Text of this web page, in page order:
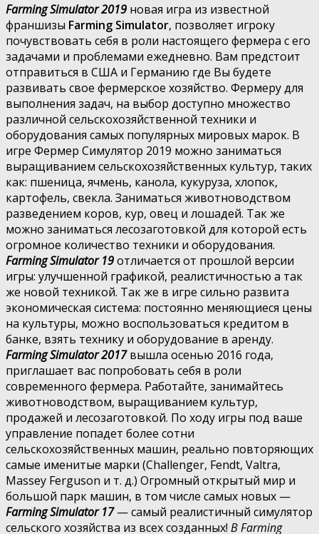
Farming Simulator 2019 новая игра из известной
франшизы Farming Simulator, позволяет игроку
почувствовать себя в роли настоящего фермера с его
задачами и проблемами ежедневно. Вам предстоит
отправиться в США и Германию где Вы будете
развивать свое фермерское хозяйство. Фермеру для
выполнения задач, на выбор доступно множество
различной сельскохозяйственной техники и
оборудования самых популярных мировых марок. В
игре Фермер Симулятор 2019 можно заниматься
выращиванием сельскохозяйственных культур, таких
как: пшеница, ячмень, канола, кукуруза, хлопок,
картофель, свекла. Заниматься животноводством
разведением коров, кур, овец и лошадей. Так же
можно заниматься лесозаготовкой для которой есть
огромное количество техники и оборудования.
Farming Simulator 19отличается от прошлой версии
игры: улучшенной графикой, реалистичностью а так
же новой техникой. Так же в игре сильно развита
экономическая система: постоянно меняющиеся цены
на культуры, можно воспользоваться кредитом в
банке, взять технику и оборудование в аренду.
Farming Simulator 2017вышла осенью 2016 года,
приглашает вас попробовать себя в роли
современного фермера. Работайте, занимайтесь
животноводством, выращиванием культур,
продажей и лесозаготовкой. По ходу игры под ваше
управление попадет более сотни
сельскохозяйственных машин, реально повторяющих
самые именитые марки (Challenger, Fendt, Valtra,
Massey Ferguson и т. д.) Огромный открытый мир и
большой парк машин, в том числе самых новых —
Farming Simulator 17 — самый реалистичный симулятор
сельского хозяйства из всех созданных! В Farming